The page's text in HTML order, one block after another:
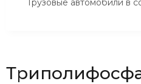
Грузовые автомобили в